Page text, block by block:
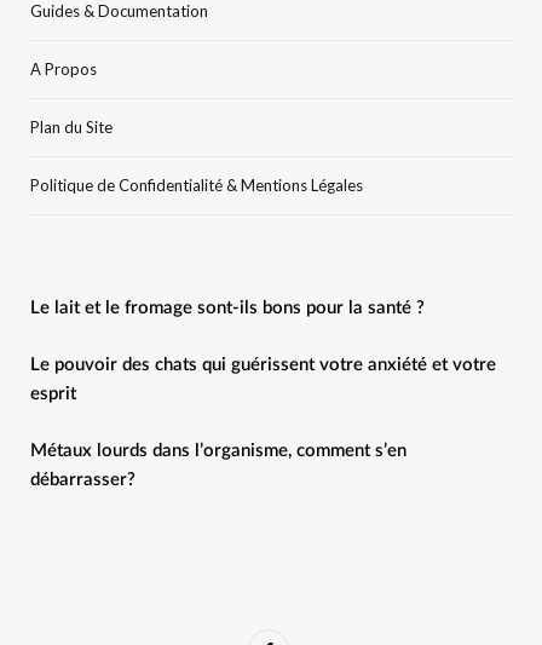
Guides & Documentation
A Propos
Plan du Site
Politique de Confidentialité & Mentions Légales
Le lait et le fromage sont-ils bons pour la santé ?
Le pouvoir des chats qui guérissent votre anxiété et votre
esprit
Métaux lourds dans l’organisme, comment s’en
débarrasser?